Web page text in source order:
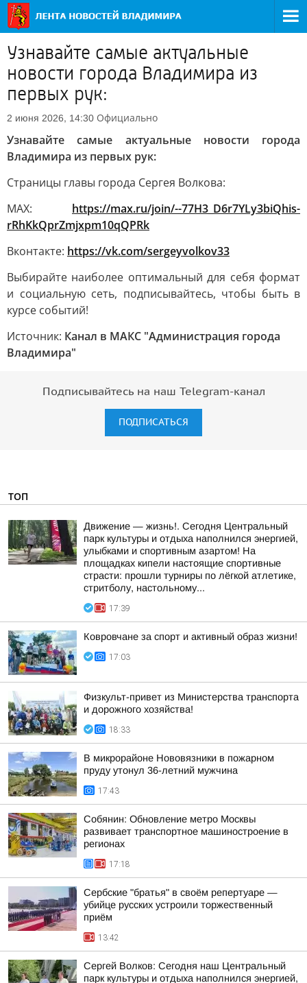
Узнавайте самые актуальные
новости города Владимира из
первых рук:
2 июня 2026, 14:30 Официально
Узнавайте самые актуальные новости города
Владимира из первых рук:
Страницы главы города Сергея Волкова:
MAX: https://max.ru/join/--77H3_D6r7YLy3biQhis-
rRhKkQprZmjxpm10qQPRk
Вконтакте: https://vk.com/sergeyvolkov33
Выбирайте наиболее оптимальный для себя формат
и социальную сеть, подписывайтесь, чтобы быть в
курсе событий!
Источник: Канал в МАКС "Администрация города
Владимира"
Подписывайтесь на наш Telegram-канал
ПОДПИСАТЬСЯ
ТОП
Движение — жизнь!. Сегодня Центральный
парк культуры и отдыха наполнился энергией,
улыбками и спортивным азартом! На
площадках кипели настоящие спортивные
страсти: прошли турниры по лёгкой атлетике,
стритболу, настольному...
17:39
Ковровчане за спорт и активный образ жизни!
17:03
Физкульт-привет из Министерства транспорта
и дорожного хозяйства!
18:33
В микрорайоне Нововязники в пожарном
пруду утонул 36-летний мужчина
17:43
Собянин: Обновление метро Москвы
развивает транспортное машиностроение в
регионах
17:18
Сербские "братья" в своём репертуаре —
убийце русских устроили торжественный
приём
13:42
Сергей Волков: Сегодня наш Центральный
парк культуры и отдыха наполнился энергией,